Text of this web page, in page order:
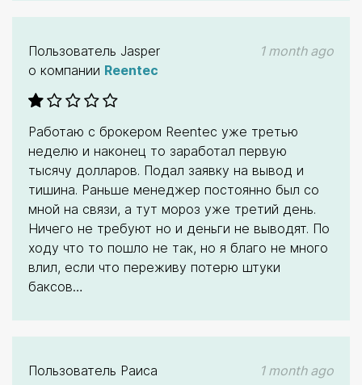
Пользователь Jasper
о компании Reentec
1 month ago
Работаю с брокером Reentec уже третью
неделю и наконец то заработал первую
тысячу долларов. Подал заявку на вывод и
тишина. Раньше менеджер постоянно был со
мной на связи, а тут мороз уже третий день.
Ничего не требуют но и деньги не выводят. По
ходу что то пошло не так, но я благо не много
влил, если что переживу потерю штуки
баксов…
Пользователь Раиса
1 month ago